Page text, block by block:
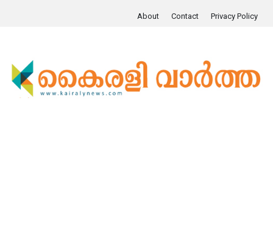
About Contact Privacy Policy